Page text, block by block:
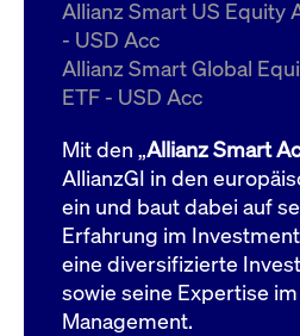
Allianz Smart US Equity
- USD Acc
Allianz Smart Global
ETF - USD Acc
Mit den „Allianz Smart
AllianzGI in den
ein und baut dabei auf
Erfahrung im
eine diversifizierte
sowie seine Expertise
Management.
ApplicationGatewayAffinityCORS